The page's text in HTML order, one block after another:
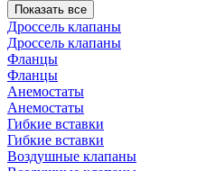
Показать все
Дроссель клапаны
Дроссель клапаны
Фланцы
Фланцы
Анемостаты
Анемостаты
Гибкие вставки
Гибкие вставки
Воздушные клапаны